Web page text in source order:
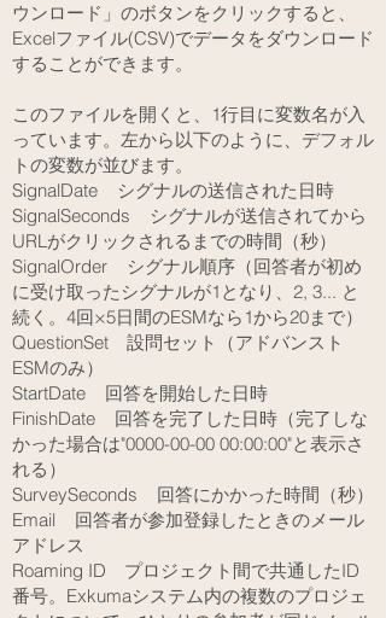
ウンロード」のボタンをクリックすると、
Excelファイル(CSV)でデータをダウンロード
することができます。
このファイルを開くと、1行目に変数名が入
っています。左から以下のように、デフォル
トの変数が並びます。
SignalDate シグナルの送信された日時
SignalSeconds シグナルが送信されてから
URLがクリックされるまでの時間（秒）
SignalOrder シグナル順序（回答者が初め
に受け取ったシグナルが1となり、2, 3... と
続く。4回×5日間のESMなら1から20まで）
QuestionSet 設問セット（アドバンスト
ESMのみ）
StartDate 回答を開始した日時
FinishDate 回答を完了した日時（完了しな
かった場合は"0000-00-00 00:00:00"と表示さ
れる）
SurveySeconds 回答にかかった時間（秒）
Email 回答者が参加登録したときのメール
アドレス
Roaming ID プロジェクト間で共通したID
番号。Exkumaシステム内の複数のプロジェ